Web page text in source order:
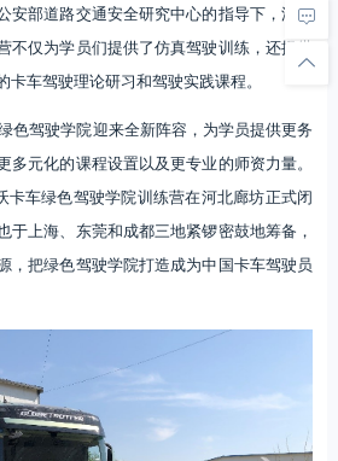
安部道路交通安全研究中心的指导下，沃尔
不仅为学员们提供了仿真驾驶训练，还提供
车驾驶理论研习和驾驶实践课程。
色驾驶学院迎来全新阵容，为学员提供更务
多元化的课程设置以及更专业的师资力量。
卡车绿色驾驶学院训练营在河北廊坊正式闭
于上海、东莞和成都三地紧锣密鼓地筹备，
，把绿色驾驶学院打造成为中国卡车驾驶员